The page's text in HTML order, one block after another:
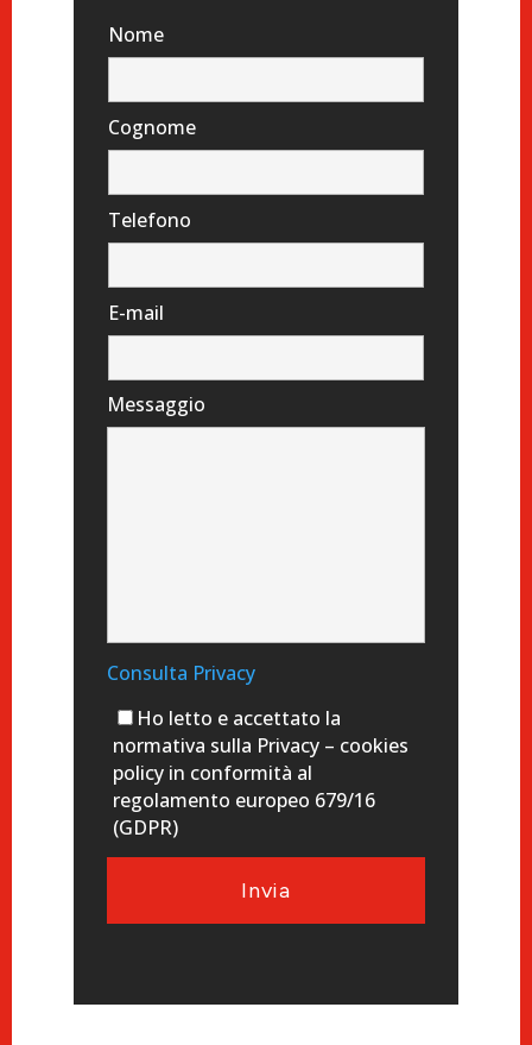
Nome
Cognome
Telefono
E-mail
Messaggio
Consulta Privacy
Ho letto e accettato la
normativa sulla Privacy – cookies
policy in conformità al
regolamento europeo 679/16
(GDPR)